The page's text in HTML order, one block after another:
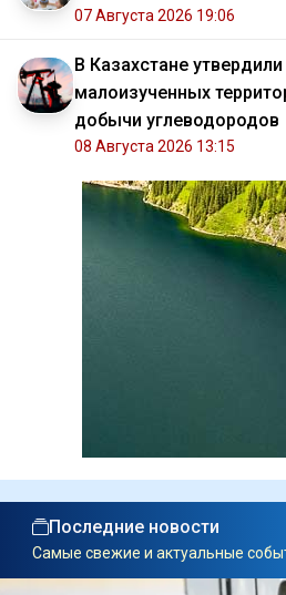
07 Августа 2026 19:06
В Казахстане
малоизученных
добычи углеводородов
08 Августа 2026 13:15
Последние новости
Самые свежие и актуальные